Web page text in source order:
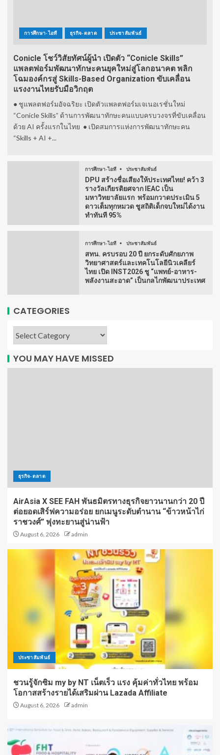
การศึกษา-ไอที ธุรกิจ-ตลาด ประชาสัมพันธ์
Conicle โชว์วิสัยทัศน์ผู้นำ เปิดตัว “Conicle Skills”
แพลตฟอร์มพัฒนาทักษะคนยุคใหม่สู่โลกอนาคต พลิก
โฉมองค์กรสู่ Skills-Based Organization ขับเคลื่อน
แรงงานไทยรับมือวิกฤต
● ชูแพลตฟอร์มอัจฉริยะ เปิดตัวแพลตฟอร์มเจเนอเรชั่นใหม่
“Conicle Skills” ด้านการพัฒนาทักษะคนแบบครบวงจรที่ขับเคลื่อน
ด้วย AI ครั้งแรกในไทย ● เปิดสมการแห่งการพัฒนาทักษะคน
“Skills + AI +...
การศึกษา-ไอที ประชาสัมพันธ์
DPU สร้างชื่อเสียงให้ประเทศไทย! คว้า 3
รางวัลเกียรติยศจาก IEAC เป็น
มหาวิทยาลัยแรก พร้อมกวาดประเมิน 5
ดาวเต็มทุกหมวด ชูสถิติเด็กจบใหม่ได้งาน
ทำทันที 95%
การศึกษา-ไอที ประชาสัมพันธ์
สทน. ครบรอบ 20 ปี ยกระดับศักยภาพ
วิทยาศาสตร์และเทคโนโลยีนิวเคลียร์
ไทย เปิด INST2026 ชู “แพทย์-อาหาร-
พลังงานสะอาด” เป็นกลไกพัฒนาประเทศ
CATEGORIES
YOU MAY HAVE MISSED
ธุรกิจ-ตลาด
AirAsia X SEE FAH พันธมิตรทางธุรกิจยาวนานกว่า 20 ปี
ต่อยอดเสิร์ฟความอร่อย ยกเมนูระดับตำนาน “ข้าวหน้าไก่
ราชวงศ์” พุ่งทะยานสู่น่านฟ้า
August 6, 2026 admin
ประชาสัมพันธ์
ชวนรู้จักซิม my by NT เน็ตเร็ว แรง คุ้มค่าทั่วไทย พร้อม
โอกาสสร้างรายได้เสริมผ่าน Lazada Affiliate
August 6, 2026 admin